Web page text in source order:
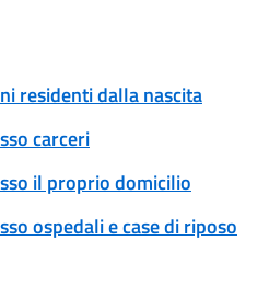
residenti dalla nascita
carceri
il proprio domicilio
ospedali e case di riposo